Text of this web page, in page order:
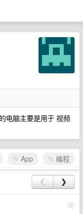
电脑主要是用于 视频
App 编程
❮ ❯
1